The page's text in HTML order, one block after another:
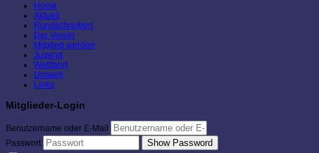
Home
Aktuell
Rundschreiben
Der Verein
Mitglied werden
Jugend
Wettfahrt
Umwelt
Links
Mitglieder-Login
Benutzername oder E-Mail
Passwort
Show Password